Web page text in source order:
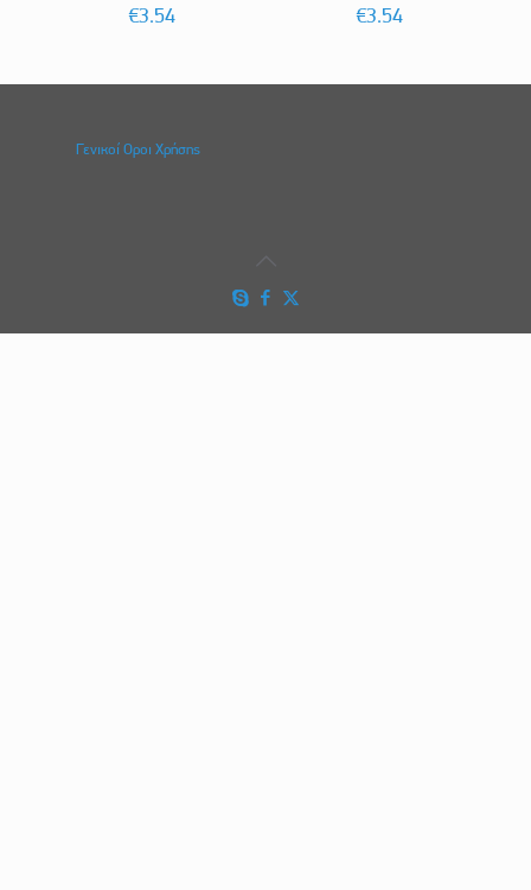
€3.54 €3.54
Γενικοί Οροι Χρήσης